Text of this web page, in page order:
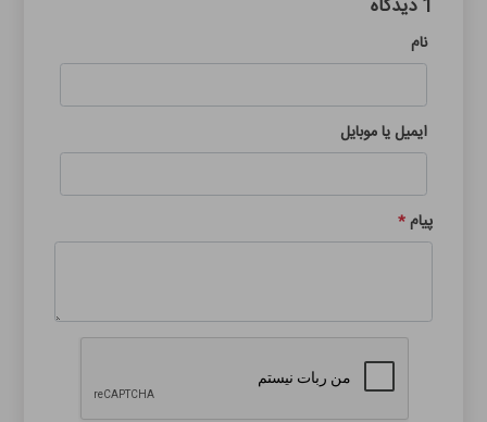
1 دیدگاه
نام
ایمیل یا موبایل
پیام *